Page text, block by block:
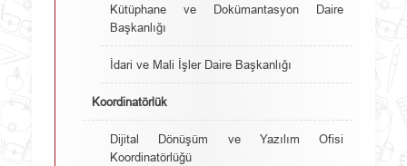
Kütüphane ve Dokümantasyon Daire
Başkanlığı
İdari ve Mali İşler Daire Başkanlığı
Koordinatörlük
Dijital Dönüşüm ve Yazılım Ofisi
Koordinatörlüğü